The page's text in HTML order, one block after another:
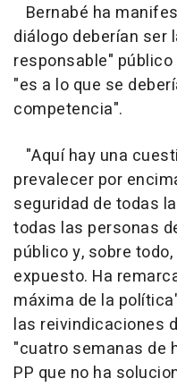
Bernabé ha
diálogo deberían ser
responsable"
"es a lo que se
competencia".
"Aquí hay una
prevalecer por
seguridad de todas
todas las personas
público y, sobre
expuesto. Ha
máxima de la
las reivindicaciones
"cuatro semanas de
PP que no ha